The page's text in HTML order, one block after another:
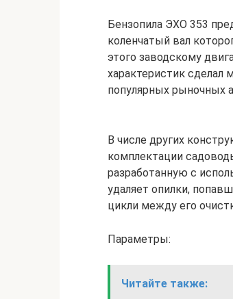
Бензопила ЭХО 353
коленчатый вал
этого заводскому
характеристик сделал
популярных рыночных
В числе других
комплектации
разработанную с
удаляет опилки,
цикли между его
Параметры:
Читайте также: